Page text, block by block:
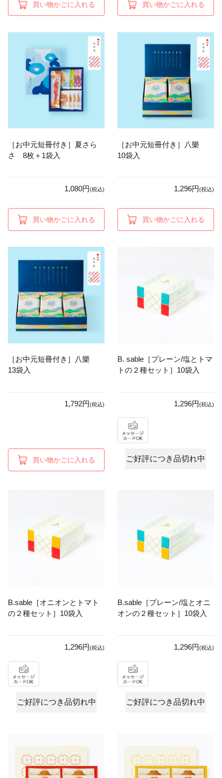
買い物かごに入れる 買い物かごに入れる
［お中元短冊付き］夏さら
さ 8枚＋1袋入
1,080円(税込)
買い物かごに入れる
［お中元短冊付き］八樂
10袋入
1,296円(税込)
買い物かごに入れる
［お中元短冊付き］八樂
13袋入
1,792円(税込)
買い物かごに入れる
B. sable［プレーン/塩とトマ
トの２種セット］10袋入
1,296円(税込)
ご好評につき品切れ中
B.sable［オニオンとトマト
の２種セット］10袋入
1,296円(税込)
ご好評につき品切れ中
B.sable［プレーン/塩とオニ
オンの２種セット］10袋入
1,296円(税込)
ご好評につき品切れ中